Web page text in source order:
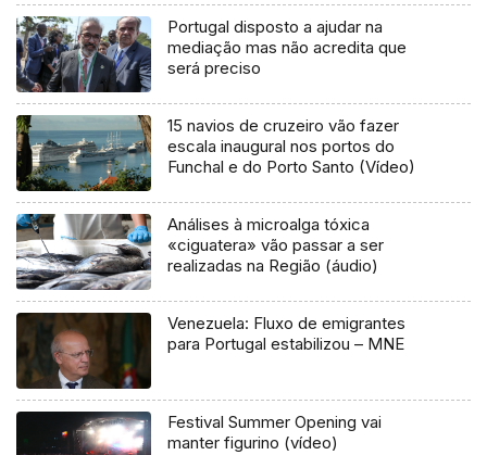
Portugal disposto a ajudar na
mediação mas não acredita que
será preciso
15 navios de cruzeiro vão fazer
escala inaugural nos portos do
Funchal e do Porto Santo (Vídeo)
Análises à microalga tóxica
«ciguatera» vão passar a ser
realizadas na Região (áudio)
Venezuela: Fluxo de emigrantes
para Portugal estabilizou – MNE
Festival Summer Opening vai
manter figurino (vídeo)